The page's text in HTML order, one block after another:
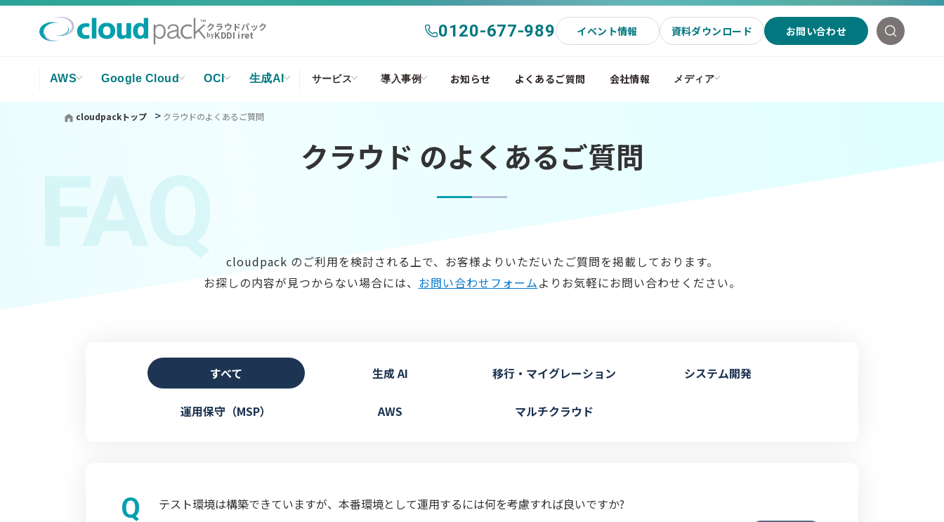
クラウドパック
byKDDI iret 0120-677-989 イベント情報 資料ダウンロード お問い合わせ
AWS Google Cloud OCI 生成AI サービス 導入事例 お知らせ よくあるご質問 会社情報 メディア
cloudpackトップ クラウドのよくあるご質問
クラウド のよくあるご質問
FAQ
cloudpack のご利用を検討される上で、お客様よりいただいたご質問を掲載しております。
お探しの内容が見つからない場合には、 お問い合わせフォームよりお気軽にお問い合わせください。
すべて 生成 AI 移行・マイグレーション システム開発
運用保守（MSP） AWS マルチクラウド
テスト環境は構築できていますが、本番環境として運用するには何を考慮すれば良いですか?